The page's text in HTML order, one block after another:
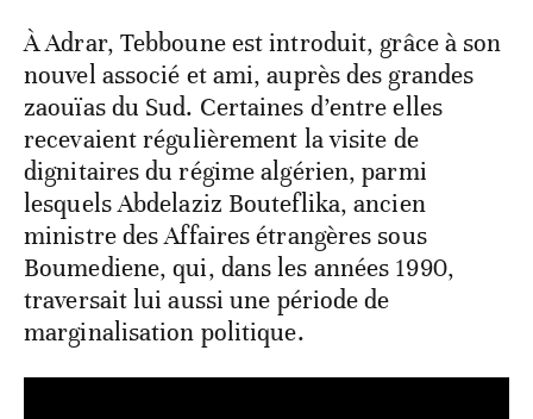
À Adrar, Tebboune est introduit, grâce à son
nouvel associé et ami, auprès des grandes
zaouïas du Sud. Certaines d’entre elles
recevaient régulièrement la visite de
dignitaires du régime algérien, parmi
lesquels Abdelaziz Bouteflika, ancien
ministre des Affaires étrangères sous
Boumediene, qui, dans les années 1990,
traversait lui aussi une période de
marginalisation politique.